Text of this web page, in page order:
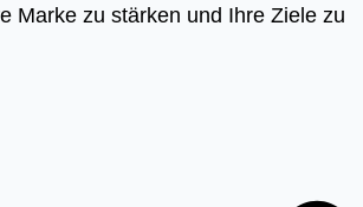
Marke zu stärken und Ihre Ziele zu